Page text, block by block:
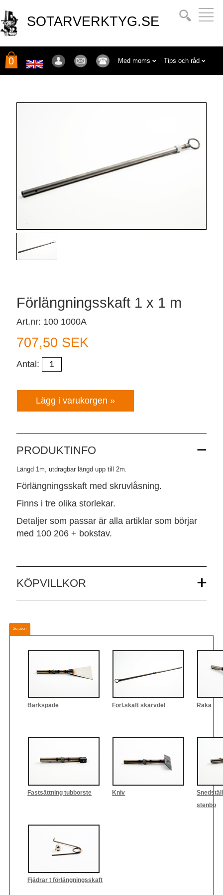
SOTARVERKTYG.SE
0 Med moms Tips och råd
Förlängningsskaft 1 x 1 m
Art.nr: 100 1000A
707,50 SEK
Antal:
PRODUKTINFO
Längd 1m, utdragbar längd upp till 2m.
Förlängningsskaft med skruvlåsning.
Finns i tre olika storlekar.
Detaljer som passar är alla artiklar som börjar
med 100 206 + bokstav.
KÖPVILLKOR
Se även
Barkspade Förl.skaft skarvdel Raka
Fastsättning tubborste Kniv
stenbo
Fjädrar t förlängningsskaft